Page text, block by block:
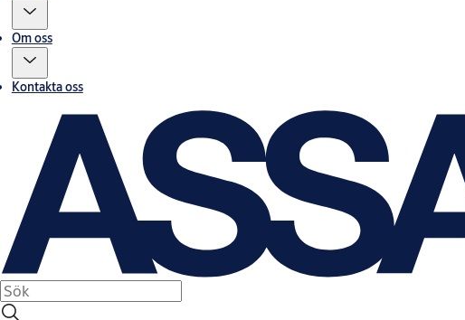
Om oss
Kontakta oss